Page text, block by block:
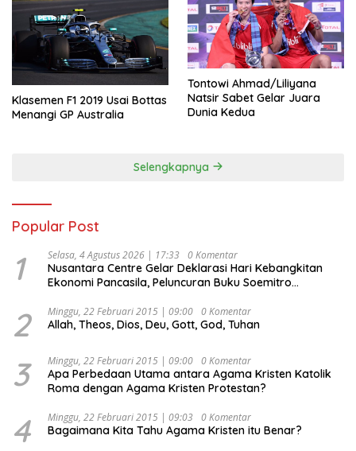
Klasemen F1 2019 Usai Bottas
Menangi GP Australia
Tontowi Ahmad/Liliyana
Natsir Sabet Gelar Juara
Dunia Kedua
Selengkapnya
Popular Post
1 Selasa, 4 Agustus 2026 | 17:33 0 Komentar
Nusantara Centre Gelar Deklarasi Hari Kebangkitan
Ekonomi Pancasila, Peluncuran Buku Soemitro
Ekonomi Politik Indonesia) & Simposium Nasional
“Urgensi Undang-Undang Perekonomian Nasional dan
Indonesia Emas 2045”,
2 Minggu, 22 Februari 2015 | 09:00 0 Komentar
Allah, Theos, Dios, Deu, Gott, God, Tuhan
3 Minggu, 22 Februari 2015 | 09:00 0 Komentar
Apa Perbedaan Utama antara Agama Kristen Katolik
Roma dengan Agama Kristen Protestan?
4 Minggu, 22 Februari 2015 | 09:03 0 Komentar
Bagaimana Kita Tahu Agama Kristen itu Benar?